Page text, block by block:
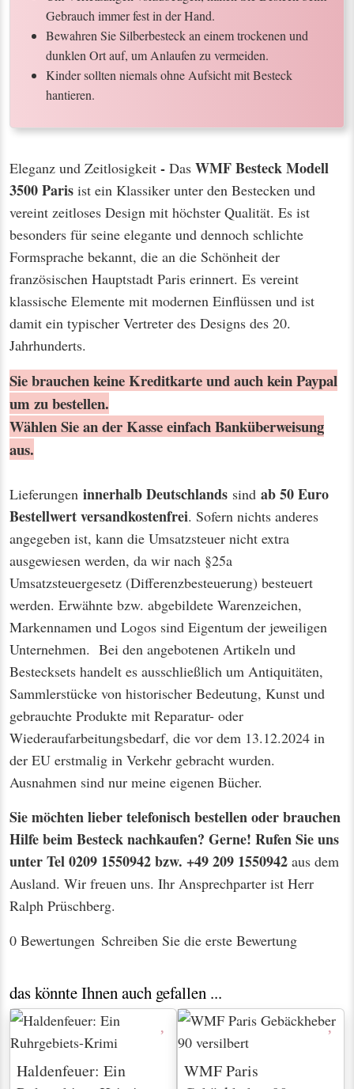
Gebrauch immer fest in der Hand.
Bewahren Sie Silberbesteck an einem trockenen und
dunklen Ort auf, um Anlaufen zu vermeiden.
Kinder sollten niemals ohne Aufsicht mit Besteck
hantieren.
Eleganz und Zeitlosigkeit - Das WMF Besteck Modell
3500 Paris ist ein Klassiker unter den Bestecken und
vereint zeitloses Design mit höchster Qualität. Es ist
besonders für seine elegante und dennoch schlichte
Formsprache bekannt, die an die Schönheit der
französischen Hauptstadt Paris erinnert. Es vereint
klassische Elemente mit modernen Einflüssen und ist
damit ein typischer Vertreter des Designs des 20.
Jahrhunderts.
Sie brauchen keine Kreditkarte und auch kein Paypal
um zu bestellen.
Wählen Sie an der Kasse einfach Banküberweisung
aus.
Lieferungen innerhalb Deutschlands sind ab 50 Euro
Bestellwertversandkostenfrei. Sofern nichts anderes
angegeben ist, kann die Umsatzsteuer nicht extra
ausgewiesen werden, da wir nach §25a
Umsatzsteuergesetz (Differenzbesteuerung) besteuert
werden. Erwähnte bzw. abgebildete Warenzeichen,
Markennamen und Logos sind Eigentum der jeweiligen
Unternehmen. Bei den angebotenen Artikeln und
Bestecksets handelt es ausschließlich um Antiquitäten,
Sammlerstücke von historischer Bedeutung, Kunst und
gebrauchte Produkte mit Reparatur- oder
Wiederaufarbeitungsbedarf, die vor dem 13.12.2024 in
der EU erstmalig in Verkehr gebracht wurden.
Ausnahmen sind nur meine eigenen Bücher.
Sie möchten lieber telefonisch bestellen oder brauchen
Hilfe beim Besteck nachkaufen? Gerne! Rufen Sie uns
unter Tel 0209 1550942 bzw. +49 209 1550942 aus dem
Ausland. Wir freuen uns. Ihr Ansprechparter ist Herr
Ralph Prüschberg.
0 Bewertungen Schreiben Sie die erste Bewertung
das könnte Ihnen auch gefallen ...
Haldenfeuer: Ein
WMF Paris